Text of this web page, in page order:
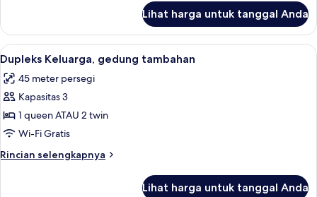
Studio
Klasik,
gedung
tambahan
Lihat harga untuk tanggal Anda
Lihat
semua
foto
untuk
Dupleks
Keluarga,
gedung
tambahan
Dupleks Keluarga, gedung
4
Dupleks Keluarga, gedung tambahan
45 meter persegi
Kapasitas 3
1 queen ATAU 2 twin
Wi-Fi Gratis
Rincian selengkapnya
Rincian
Lihat harga untuk tanggal Anda